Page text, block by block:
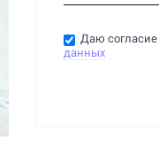
Даю
данных